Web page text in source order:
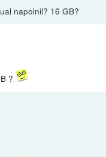
napolnil? 16 GB?
?